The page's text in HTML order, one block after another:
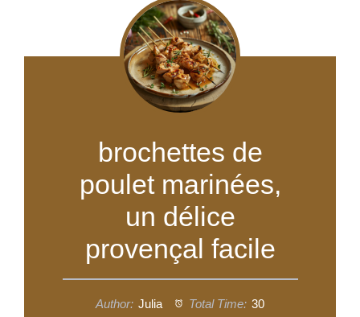
brochettes de
poulet marinées,
un délice
provençal facile
Author: Julia Total Time: 30